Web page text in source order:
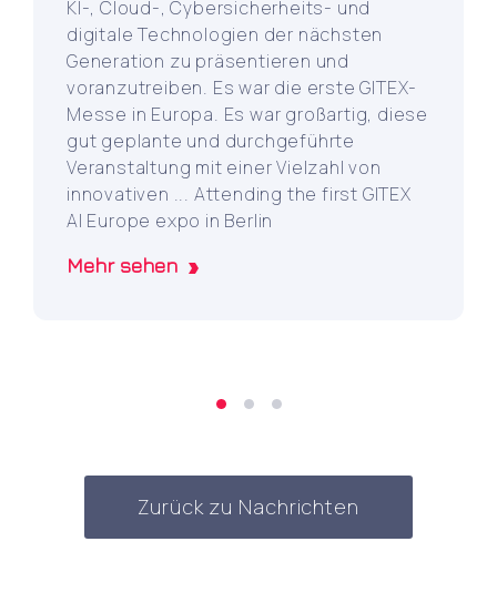
KI-, Cloud-, Cybersicherheits- und
digitale Technologien der nächsten
Generation zu präsentieren und
voranzutreiben. Es war die erste GITEX-
Messe in Europa. Es war großartig, diese
gut geplante und durchgeführte
Veranstaltung mit einer Vielzahl von
innovativen ... Attending the first GITEX
AI Europe expo in Berlin
Mehr sehen
Zurück zu Nachrichten